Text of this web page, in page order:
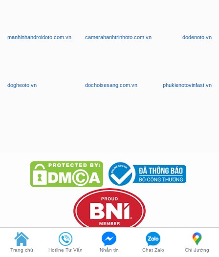
manhinhandroidoto.com.vn camerahanhtrinhoto.com.vn dodenoto.vn
dogheoto.vn dochoixesang.com.vn phukienotovinfast.vn
Chúng tôi chuyên nghiệp trong phục vụ, có phục vụ tận nơi. Tận tình
Trang chủ Hotline Tư Vấn Nhắn tin Chat Zalo Chỉ đường